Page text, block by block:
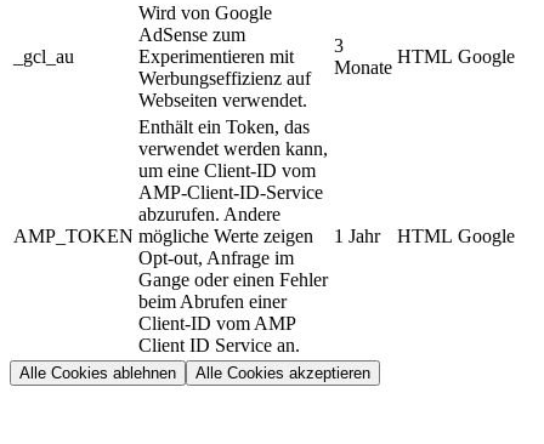
_gcl_au
Wird von Google
AdSense zum
Experimentieren mit
Werbungseffizienz auf
Webseiten verwendet.
3
Monate
HTML Google
AMP_TOKEN
Enthält ein Token, das
verwendet werden kann,
um eine Client-ID vom
AMP-Client-ID-Service
abzurufen. Andere
mögliche Werte zeigen
Opt-out, Anfrage im
Gange oder einen Fehler
beim Abrufen einer
Client-ID vom AMP
Client ID Service an.
1 Jahr HTML Google
Alle Cookies ablehnen Alle Cookies akzeptieren